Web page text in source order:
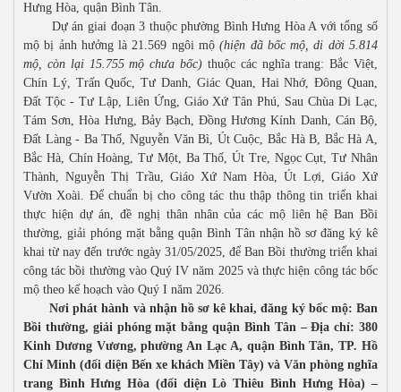
Hưng Hòa, quận Bình Tân.
Dự án giai đoạn 3 thuộc phường Bình Hưng Hòa A với tổng số
mộ bị ảnh hưởng là 21.569 ngôi mộ(hiện đã bốc mộ, di dời 5.814
mộ, còn lại 15.755 mộ chưa bốc) thuộc các nghĩa trang: Bắc Việt,
Chín Lý, Trấn Quốc, Tư Danh, Giác Quan, Hai Nhớ, Đông Quan,
Đất Tộc - Tư Lập, Liên Ứng, Giáo Xứ Tân Phú, Sau Chùa Di Lạc,
Tám Sơn, Hòa Hưng, Bảy Bạch, Đồng Hương Kính Danh, Cán Bộ,
Đất Làng - Ba Thố, Nguyễn Văn Bì, Út Cuộc, Bắc Hà B, Bắc Hà A,
Bắc Hà, Chín Hoàng, Tư Một, Ba Thố, Út Tre, Ngọc Cụt, Tư Nhân
Thành, Nguyễn Thị Trầu, Giáo Xứ Nam Hòa, Út Lợi, Giáo Xứ
Vườn Xoài. Để chuẩn bị cho công tác thu thập thông tin triển khai
thực hiện dự án, đề nghị thân nhân của các mộ liên hệ Ban Bồi
thường, giải phóng mặt bằng quận Bình Tân nhận hồ sơ đăng ký kê
khai từ nay đến trước ngày 31/05/2025, để Ban Bồi thường triển khai
công tác bồi thường vào Quý IV năm 2025 và thực hiện công tác bốc
mộ theo kế hoạch vào Quý I năm 2026.
Nơi phát hành và nhận hồ sơ kê khai, đăng ký bốc mộ: Ban
Bồi thường, giải phóng mặt bằng quận Bình Tân – Địa chỉ: 380
Kinh Dương Vương, phường An Lạc A, quận Bình Tân, TP. Hồ
Chí Minh (đối diện Bến xe khách Miền Tây) và Văn phòng nghĩa
trang Bình Hưng Hòa (đối diện Lò Thiêu Bình Hưng Hòa) –